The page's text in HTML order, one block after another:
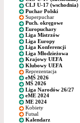
CLJ U-17 (wschodnia)
Puchar Polski
Superpuchar
Puch. okręgowe
Europuchary
Liga Mistrzów
Liga Europy
Liga Konferencji
Liga Młodzieżowa
Krajowy UEFA
Klubowy UEFA
Reprezentacja
eMŚ 2026
MŚ 2026
Liga Narodów 26/27
eME 2024
ME 2024
Kobiety
Futsal
Kalendarz